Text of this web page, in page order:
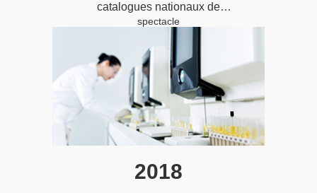
catalogues nationaux de
sélection d’équipements
médicaux en Chine;
spectacle
2018